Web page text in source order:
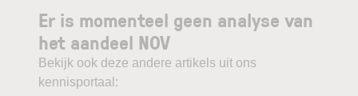
Er is momenteel geen analyse van
het aandeel NOV
Bekijk ook deze andere artikels uit ons
kennisportaal: